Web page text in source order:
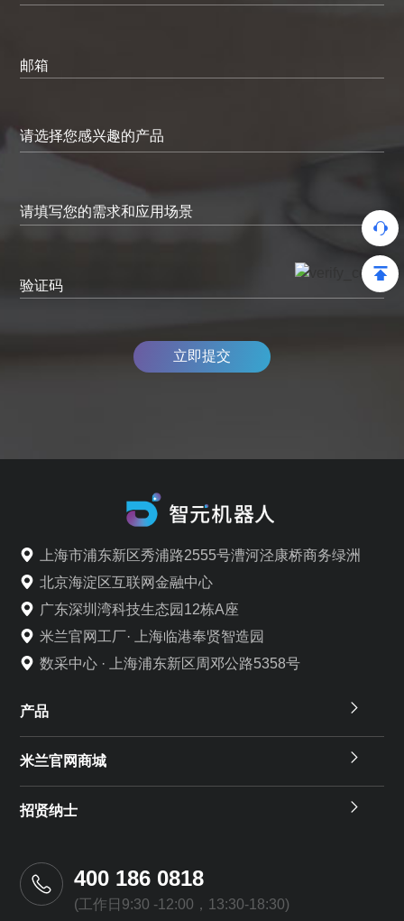
邮箱
请填写您的需求和应用场景
验证码
立即提交
上海市浦东新区秀浦路2555号漕河泾康桥商务绿洲
北京海淀区互联网金融中心
广东深圳湾科技生态园12栋A座
米兰官网工厂· 上海临港奉贤智造园
数采中心 · 上海浦东新区周邓公路5358号
产品
米兰官网商城
招贤纳士
400 186 0818
(工作日9:30 -12:00，13:30-18:30)